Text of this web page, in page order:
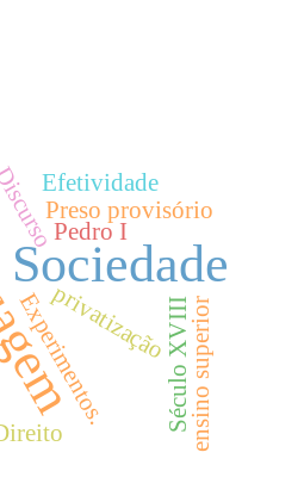
Sociedade
privatização ensino superior
Século XVIII
Pedro I
Experimentos.
Preso provisório
Efetividade